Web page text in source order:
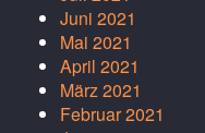
Juni 2021
Mai 2021
April 2021
März 2021
Februar 2021